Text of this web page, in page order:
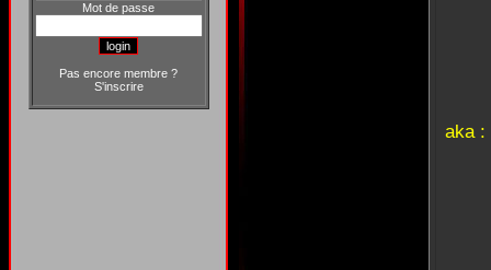
Mot de passe
Pas encore membre ?
S'inscrire
aka :